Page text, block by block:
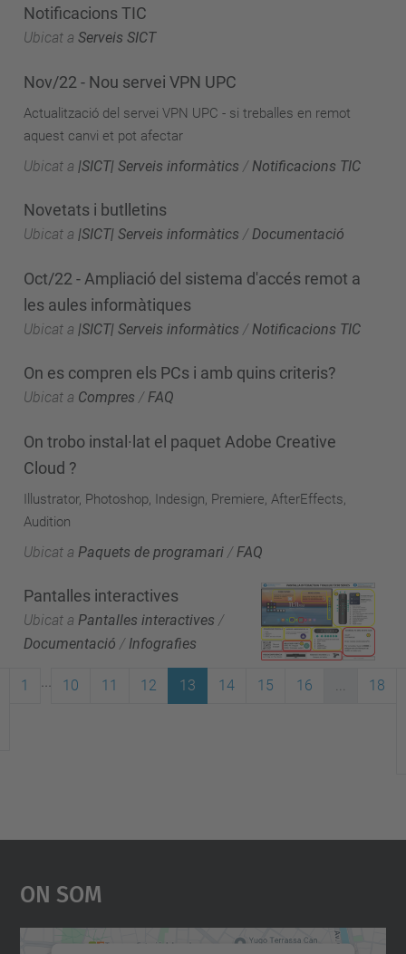
Notificacions TIC
Ubicat a Serveis SICT
Nov/22 - Nou servei VPN UPC
Actualització del servei VPN UPC - si treballes en remot
aquest canvi et pot afectar
Ubicat a |SICT| Serveis informàtics / Notificacions TIC
Novetats i butlletins
Ubicat a |SICT| Serveis informàtics /Documentació
Oct/22 - Ampliació del sistema d'accés remot a
les aules informàtiques
Ubicat a |SICT| Serveis informàtics / Notificacions TIC
On es compren els PCs i amb quins criteris?
Ubicat a Compres /FAQ
On trobo instal·lat el paquet Adobe Creative
Cloud ?
Illustrator, Photoshop, Indesign, Premiere, AfterEffects,
Audition
Ubicat a Paquets de programari / FAQ
Pantalles interactives
Ubicat a Pantalles interactives /
Documentació / Infografies
1 ... 10 11 12 13 14 15 16 ... 18
On Som